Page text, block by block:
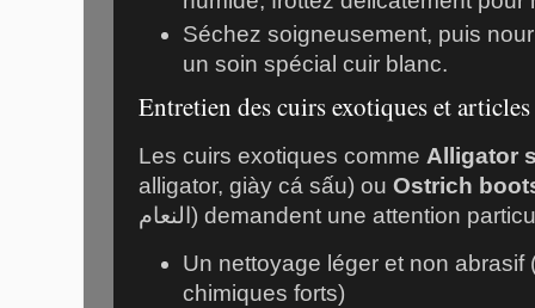
Séchez soigneusement, puis
un soin spécial cuir blanc.
Entretien des cuirs exotiques et
Les cuirs exotiques comme Alligator
alligator, giày cá sấu) ou Ostrich
النعام ) demandent une attention
Un nettoyage léger et non abrasif
chimiques forts)